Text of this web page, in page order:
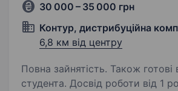
30 000 – 35 000 грн
Контур, дистрибуційна
6,8 км від центру
Повна зайнятість. Також готові
студента. Досвід роботи від 1 року.